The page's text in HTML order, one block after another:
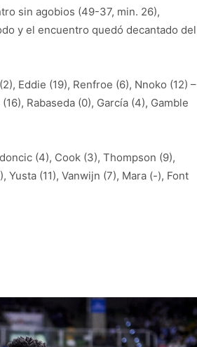
sin agobios (49-37, min. 26),
y el encuentro quedó decantado del
Eddie (19), Renfroe (6), Nnoko (12) –
Rabaseda (0), García (4), Gamble
(4), Cook (3), Thompson (9),
(11), Vanwijn (7), Mara (-), Font